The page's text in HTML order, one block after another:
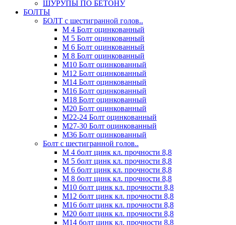
ШУРУПЫ ПО БЕТОНУ
БОЛТЫ
БОЛТ с шестигранной голов..
М 4 Болт оцинкованный
М 5 Болт оцинкованный
М 6 Болт оцинкованный
М 8 Болт оцинкованный
М10 Болт оцинкованный
М12 Болт оцинкованный
М14 Болт оцинкованный
М16 Болт оцинкованный
М18 Болт оцинкованный
М20 Болт оцинкованный
М22-24 Болт оцинкованный
М27-30 Болт оцинкованный
М36 Болт оцинкованный
Болт с шестигранной голов..
М 4 болт цинк кл. прочности 8,8
М 5 болт цинк кл. прочности 8,8
М 6 болт цинк кл. прочности 8,8
М 8 болт цинк кл. прочности 8,8
М10 болт цинк кл. прочности 8,8
М12 болт цинк кл. прочности 8,8
М16 болт цинк кл. прочности 8,8
М20 болт цинк кл. прочности 8,8
М14 болт цинк кл. прочности 8,8